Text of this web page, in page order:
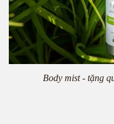
Body mist - tặng